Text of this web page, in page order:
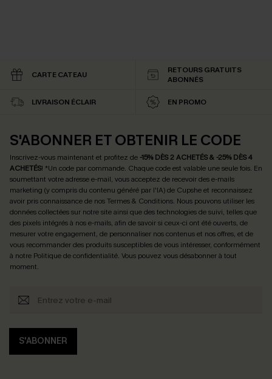
CARTE CATEAU
RETOURS GRATUITS
ABONNÉS
LIVRAISON ÉCLAIR EN PROMO
S'ABONNER ET OBTENIR LE CODE
Inscrivez-vous maintenant et profitez de -15% DÈS 2 ACHETÉS & -25% DÈS 4
ACHETÉS! *Un code par commande. Chaque code est valable une seule fois. En
soumettant votre adresse e-mail, vous acceptez de recevoir des e-mails
marketing (y compris du contenu généré par l'IA) de Cupshe et reconnaissez
avoir pris connaissance de nosTermes & Conditions. Nous pouvons utiliser les
données collectées sur notre site ainsi que des technologies de suivi, telles que
des pixels intégrés à nos e-mails, afin de savoir si ceux-ci ont été ouverts, de
mesurer votre engagement, de personnaliser nos contenus et nos offres, et de
vous recommander des produits susceptibles de vous intéresser, conformément
à notre Politique de confidentialité. Vous pouvez vous désabonner à tout
moment.
S'ABONNER